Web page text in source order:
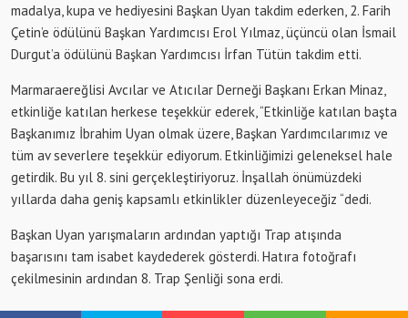
madalya, kupa ve hediyesini Başkan Uyan takdim ederken, 2. Farih
Çetin’e ödülünü Başkan Yardımcısı Erol Yılmaz, üçüncü olan İsmail
Durgut’a ödülünü Başkan Yardımcısı İrfan Tütün takdim etti.
Marmaraereğlisi Avcılar ve Atıcılar Derneği Başkanı Erkan Minaz,
etkinliğe katılan herkese teşekkür ederek, “Etkinliğe katılan başta
Başkanımız İbrahim Uyan olmak üzere, Başkan Yardımcılarımız ve
tüm av severlere teşekkür ediyorum. Etkinliğimizi geleneksel hale
getirdik. Bu yıl 8. sini gerçekleştiriyoruz. İnşallah önümüzdeki
yıllarda daha geniş kapsamlı etkinlikler düzenleyeceğiz “dedi.
Başkan Uyan yarışmaların ardından yaptığı Trap atışında
başarısını tam isabet kaydederek gösterdi. Hatıra fotoğrafı
çekilmesinin ardından 8. Trap Şenliği sona erdi.